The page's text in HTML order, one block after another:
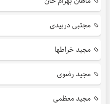
مجتبی دربیدی
مجید خراطها
مجید رضوی
مجید معظمی